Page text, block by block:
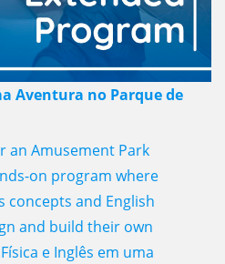
Aventura no Parque de
an Amusement Park
on program where
concepts and English
and build their own
e Inglês em uma